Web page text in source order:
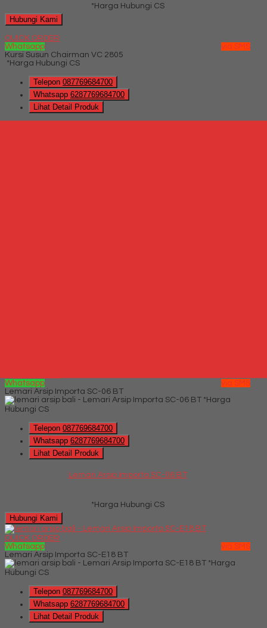
*Harga Hubungi CS
Hubungi Kami
QUICK ORDER
Whatsapp
via SMS
Kursi Susun Chairman VC 2805
*Harga Hubungi CS
Telepon 087769684700
Whatsapp 6287769684700
Lihat Detail Produk
Whatsapp
via SMS
Lemari Arsip Importa SC-06 BT
*Harga
Hubungi CS
Telepon 087769684700
Whatsapp 6287769684700
Lihat Detail Produk
Lemari Arsip Importa SC-06 BT
*Harga Hubungi CS
Hubungi Kami
QUICK ORDER
Whatsapp
via SMS
Lemari Arsip Importa SC-E18 BT
*Harga
Hubungi CS
Telepon 087769684700
Whatsapp 6287769684700
Lihat Detail Produk